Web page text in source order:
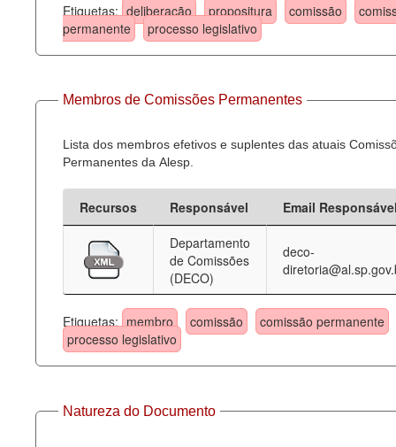
Etiquetas: deliberação propositura comissão
permanente
processo legislativo
Membros de Comissões Permanentes
Lista dos membros efetivos e suplentes das atuais
Permanentes da Alesp.
Recursos Responsável
Email
Departamento
de Comissões
(DECO)
deco-
Etiquetas: membro comissão
comissão permanente
processo legislativo
Natureza do Documento